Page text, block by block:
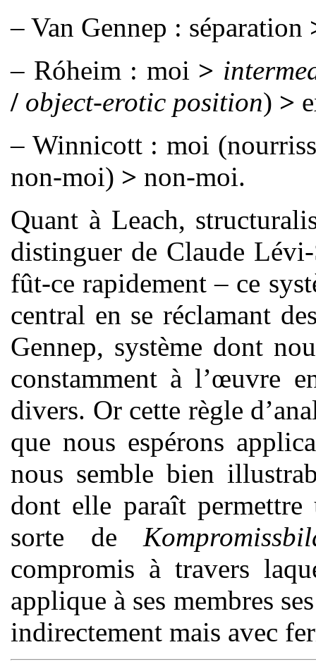
– Van Gennep : séparation
– Róheim : moi >
/ object-erotic position) >
– Winnicott : moi
non-moi) > non-moi.
Quant à Leach,
distinguer de Claude
fût-ce rapidement – ce
central en se réclamant
Gennep, système dont
constamment à l’œuvre
divers. Or cette règle
que nous espérons
nous semble bien
dont elle paraît permettre
sorte de
compromis à travers
applique à ses membres
indirectement mais avec